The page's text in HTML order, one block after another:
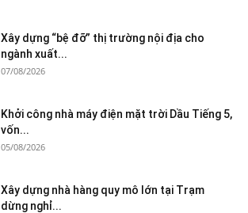
Xây dựng “bệ đỡ” thị trường nội địa cho
ngành xuất...
07/08/2026
Khởi công nhà máy điện mặt trời Dầu Tiếng 5,
vốn...
05/08/2026
Xây dựng nhà hàng quy mô lớn tại Trạm
dừng nghỉ...